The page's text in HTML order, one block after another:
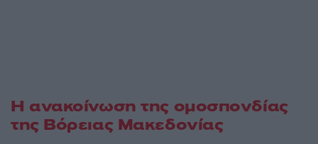
Η ανακοίνωση της ομοσπονδίας
της Βόρειας Μακεδονίας